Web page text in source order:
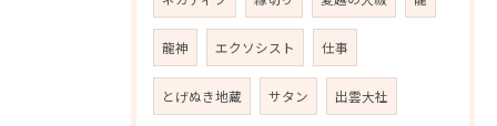
龍神 エクソシスト 仕事
とげぬき地蔵 サタン 出雲大社